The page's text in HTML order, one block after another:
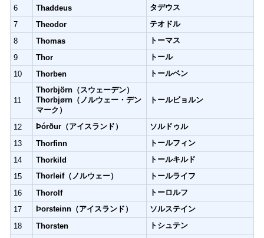
6
Thaddeus
タデウス
7
Theodor
テオドル
8
Thomas
トーマス
9
Thor
トール
10
Thorben トールベン
11
Thorbjörn（スウェーデン）
Thorbjørn（ノルウェー・デン
マーク）
トールビョルン
12 Þórður（アイスランド）
ソルドゥル
13
Thorfinn
トールフィン
14
Thorkild
トールキルド
15
Thorleif（ノルウェー）
トールライフ
16
Thorolf
トーロルフ
17
Þorsteinn（アイスランド）
ソルステイン
18
Thorsten
トシュテン